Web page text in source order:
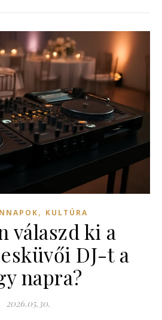
, KULTÚRA
válaszd ki a
DJ-t a
napra?
2026.05.30.